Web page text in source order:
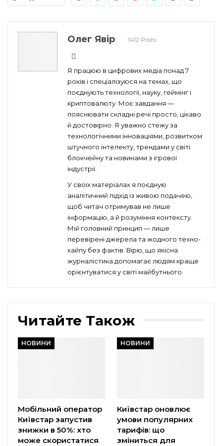
Олег Явір 1412 Posts
Я працюю в цифрових медіа понад 7
років і спеціалізуюся на темах, що
поєднують технології, науку, геймінг і
криптовалюту. Моє завдання —
пояснювати складні речі просто, цікаво
й достовірно. Я уважно стежу за
технологічними інноваціями, розвитком
штучного інтелекту, трендами у світі
блокчейну та новинами з ігрової
індустрії.
У своїх матеріалах я поєдную
аналітичний підхід із живою подачею,
щоб читач отримував не лише
інформацію, а й розуміння контексту.
Мій головний принцип — лише
перевірені джерела та жодного техно-
хайпу без фактів. Вірю, що якісна
журналістика допомагає людям краще
орієнтуватися у світі майбутнього.
Читайте Також
НОВИНИ
Мобільний оператор
Київстар запустив
знижки в 50%: хто
може скористатися
НОВИНИ
Київстар оновлює
умови популярних
тарифів: що
зміниться для